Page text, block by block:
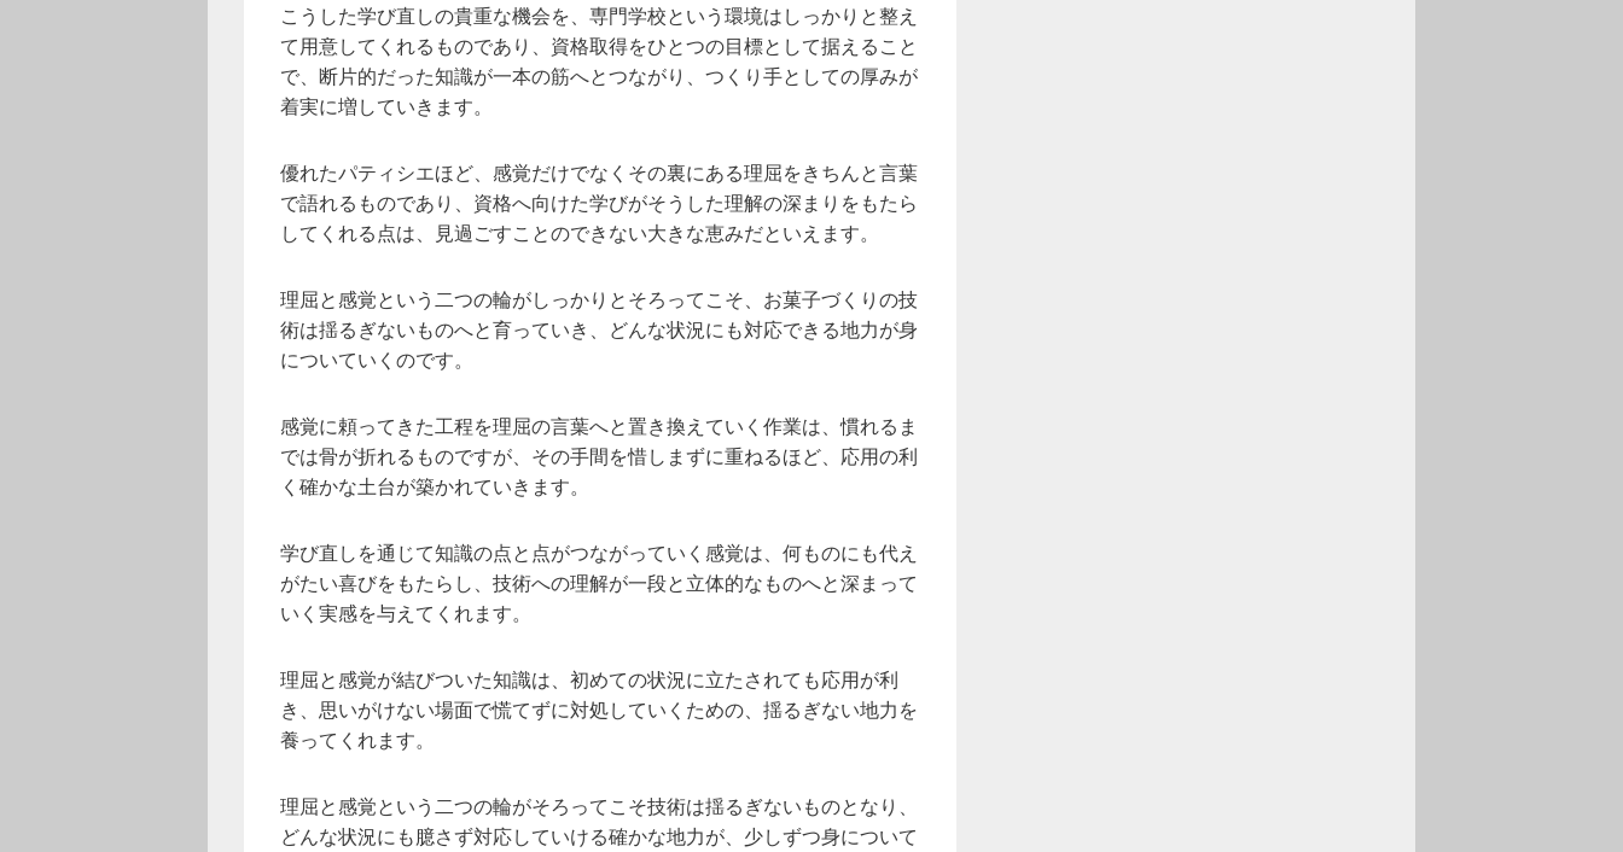
こうした学び直しの貴重な機会を、専門学校という環境はしっかりと整え
て用意してくれるものであり、資格取得をひとつの目標として据えること
で、断片的だった知識が一本の筋へとつながり、つくり手としての厚みが
着実に増していきます。
優れたパティシエほど、感覚だけでなくその裏にある理屈をきちんと言葉
で語れるものであり、資格へ向けた学びがそうした理解の深まりをもたら
してくれる点は、見過ごすことのできない大きな恵みだといえます。
理屈と感覚という二つの輪がしっかりとそろってこそ、お菓子づくりの技
術は揺るぎないものへと育っていき、どんな状況にも対応できる地力が身
についていくのです。
感覚に頼ってきた工程を理屈の言葉へと置き換えていく作業は、慣れるま
では骨が折れるものですが、その手間を惜しまずに重ねるほど、応用の利
く確かな土台が築かれていきます。
学び直しを通じて知識の点と点がつながっていく感覚は、何ものにも代え
がたい喜びをもたらし、技術への理解が一段と立体的なものへと深まって
いく実感を与えてくれます。
理屈と感覚が結びついた知識は、初めての状況に立たされても応用が利
き、思いがけない場面で慌てずに対処していくための、揺るぎない地力を
養ってくれます。
理屈と感覚という二つの輪がそろってこそ技術は揺るぎないものとなり、
どんな状況にも臆さず対応していける確かな地力が、少しずつ身について